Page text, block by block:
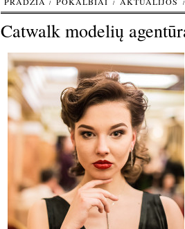
Catwalk modelių